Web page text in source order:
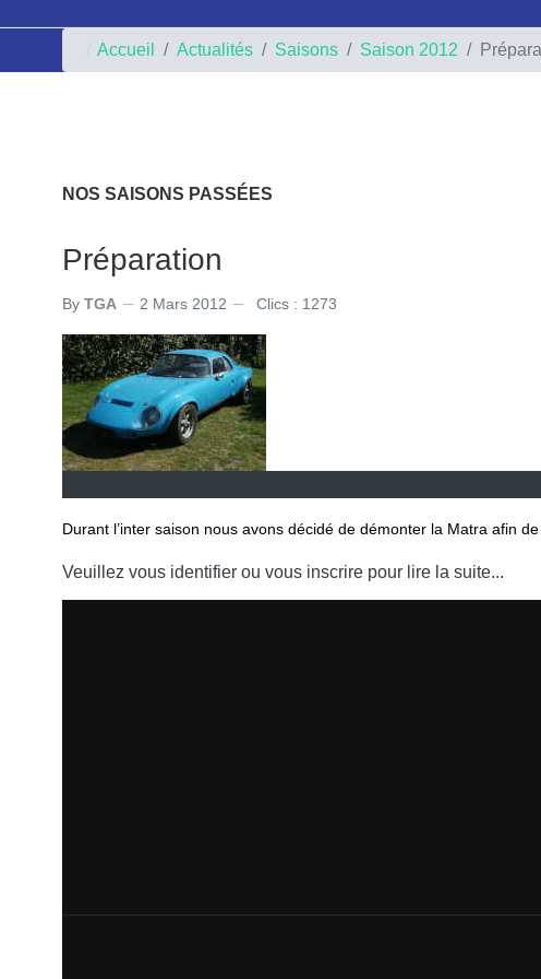
Accueil
Actualités Saisons Saison 2012
NOS SAISONS PASSÉES
Préparation
By TGA 2 Mars 2012 Clics : 1273
Durant l’inter saison nous avons décidé de démonter la Matra afin
Veuillez vous identifier ou vous inscrire pour lire la suite...